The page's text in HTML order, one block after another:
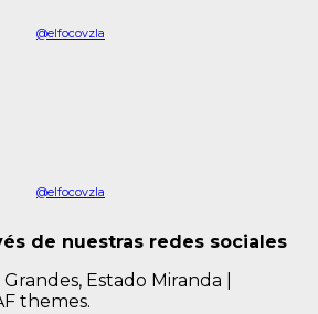
@elfocovzla
@elfocovzla
de nuestras redes sociales
Estado Miranda
themes.